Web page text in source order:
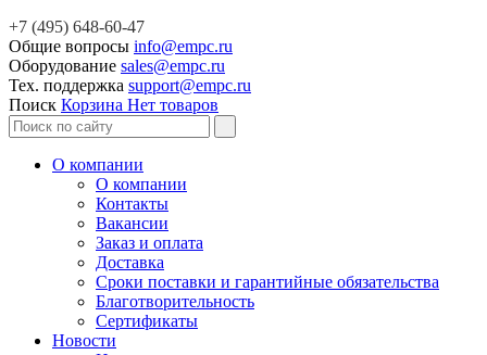
+7 (495) 648-60-47
Общие вопросы info@empc.ru
Оборудование sales@empc.ru
Тех. поддержка support@empc.ru
Поиск Корзина Нет товаров
О компании
О компании
Контакты
Вакансии
Заказ и оплата
Доставка
Сроки поставки и гарантийные обязательства
Благотворительность
Сертификаты
Новости